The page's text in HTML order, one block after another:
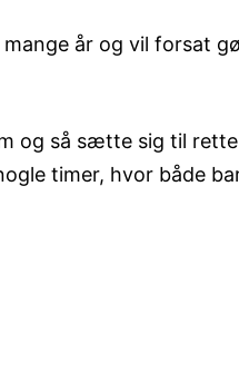
år og vil forsat
og så sætte sig til
timer, hvor både